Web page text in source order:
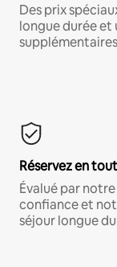
Des prix
longue durée et
Réservez en
Évalué par
confiance et
séjour longue